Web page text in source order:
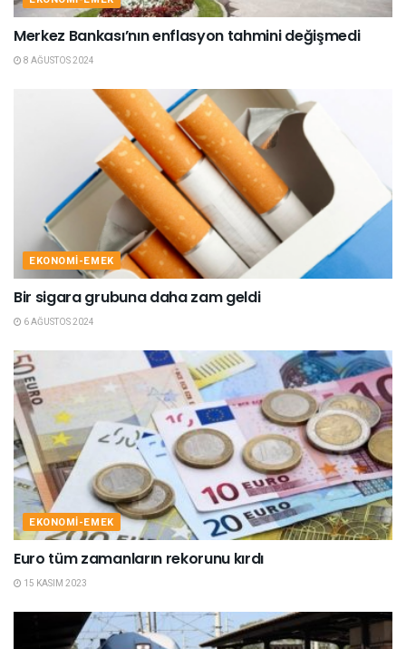
Merkez Bankası’nın enflasyon tahmini değişmedi
8 AĞUSTOS 2024
EKONOMI-EMEK
Bir sigara grubuna daha zam geldi
6 AĞUSTOS 2024
EKONOMI-EMEK
Euro tüm zamanların rekorunu kırdı
15 KASIM 2023